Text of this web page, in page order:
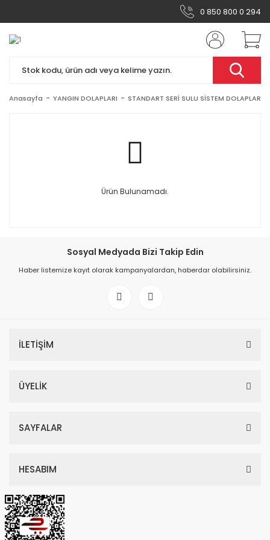
0 850 800 0 294
Anasayfa YANGIN DOLAPLARI STANDART SERİ SULU SİSTEM DOLAPLAR
Ürün Bulunamadı.
Sosyal Medyada Bizi Takip Edin
Haber listemize kayıt olarak kampanyalardan, haberdar olabilirsiniz.
İLETİŞİM
ÜYELİK
SAYFALAR
HESABIM